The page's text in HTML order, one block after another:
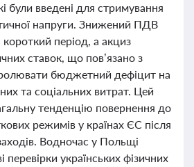
були введені для стримування
напруги. Знижений ПДВ
період, а акциз
ставок, що пов’язано з
бюджетний дефіцит на
та соціальних витрат. Цей
тенденцію повернення до
режимів у країнах ЄС після
Водночас у Польщі
перевірки українських фізичних